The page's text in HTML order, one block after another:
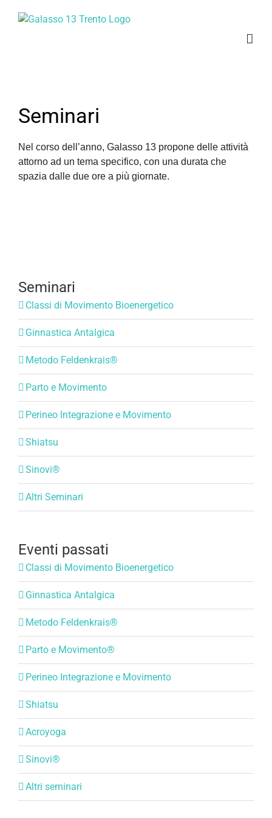
Seminari
Nel corso dell’anno, Galasso 13 propone delle attività
attorno ad un tema specifico, con una durata che
spazia dalle due ore a più giornate.
Seminari
Classi di Movimento Bioenergetico
Ginnastica Antalgica
Metodo Feldenkrais®
Parto e Movimento
Perineo Integrazione e Movimento
Shiatsu
Sinovi®
Altri Seminari
Eventi passati
Classi di Movimento Bioenergetico
Ginnastica Antalgica
Metodo Feldenkrais®
Parto e Movimento®
Perineo Integrazione e Movimento
Shiatsu
Acroyoga
Sinovi®
Altri seminari